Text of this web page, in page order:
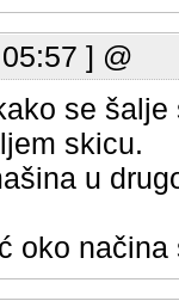
] @
se šalje
skicu.
u
oko